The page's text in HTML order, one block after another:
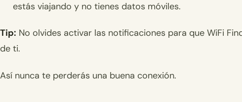
estás viajando y no tienes datos móviles.
Tip: No olvides activar las notificaciones para que WiFi
de ti.
Así nunca te perderás una buena conexión.